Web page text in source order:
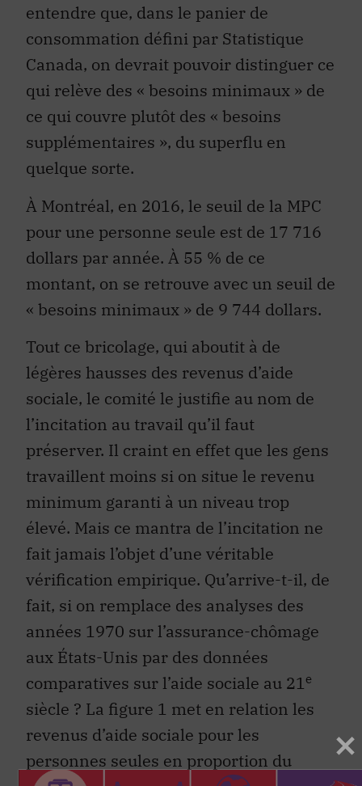
entendre que, dans le panier de
consommation défini par Statistique
Canada, on devrait pouvoir distinguer ce
qui relève des « besoins minimaux » de
ce qui couvre plutôt des « besoins
supplémentaires », du superflu en
quelque sorte.
À Montréal, en 2016, le seuil de la MPC
pour une personne seule est de 17 716
dollars par année. À 55 % de ce
montant, on se retrouve avec un seuil de
« besoins minimaux » de 9 744 dollars.
Tout ce bricolage, qui aboutit à de
légères hausses des revenus d’aide
sociale, le comité le justifie au nom de
l’incitation au travail qu’il faut
préserver. Il craint en effet que les gens
travaillent moins si on situe le revenu
minimum garanti à un niveau trop
élevé. Mais ce mantra de l’incitation ne
fait jamais l’objet d’une véritable
vérification empirique. Qu’arrive-t-il, de
fait, si on remplace des analyses des
années 1970 sur l’assurance-chômage
aux États-Unis par des données
comparatives sur l’aide sociale au 21e
siècle ? La figure 1 met en relation les
revenus d’aide sociale pour les
personnes seules en proportion du